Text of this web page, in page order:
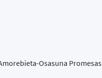
Osasuna Promesas